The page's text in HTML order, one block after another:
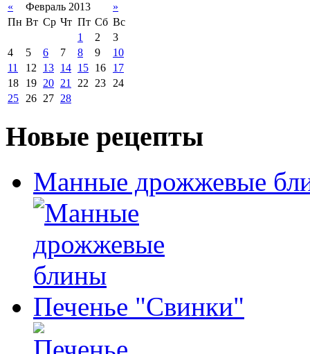
« Февраль 2013
»
Пн Вт Ср Чт Пт Сб Вс
1
2
3
4
5 6 7 8 9
10
11
12 13 14 15 16
17
18
19 20 21 22 23 24
25 26 27 28
Новые рецепты
Манные дрожжевые
Печенье "Свинки"